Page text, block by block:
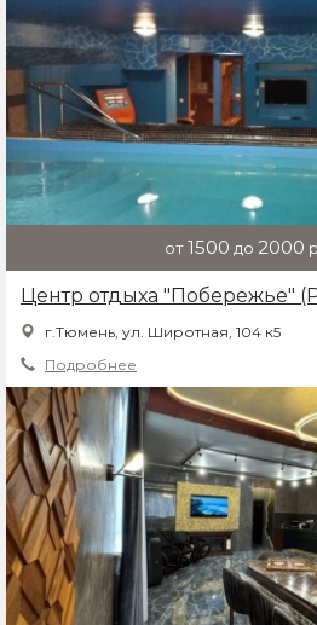
от1500 до 2000
Центр отдыха "Побережье"
г.Тюмень, ул. Широтная, 104 к5
Подробнее